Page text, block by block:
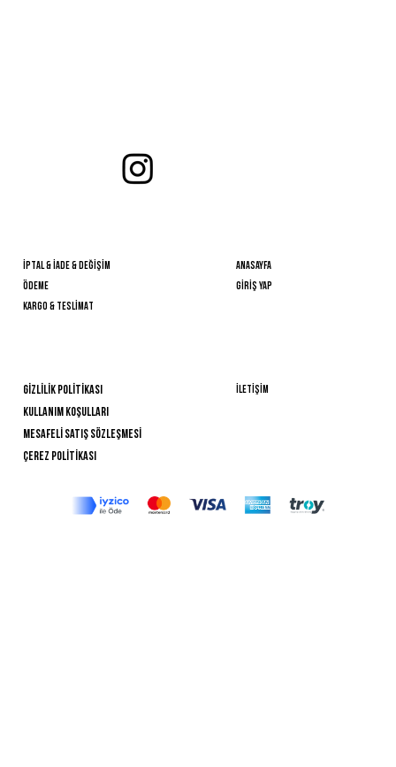
GİZLİLİK POLİTİKASI
Kullanım Koşulları
Mesafelİ Satış Sözleşmesİ
ÇEREZ POLİTİKASI
İPTAL & İADE & DEĞİŞİM
ÖDEME
KARGO & TESLİMAT
Anasayfa
GİRİŞ YAP
İLETİŞİM